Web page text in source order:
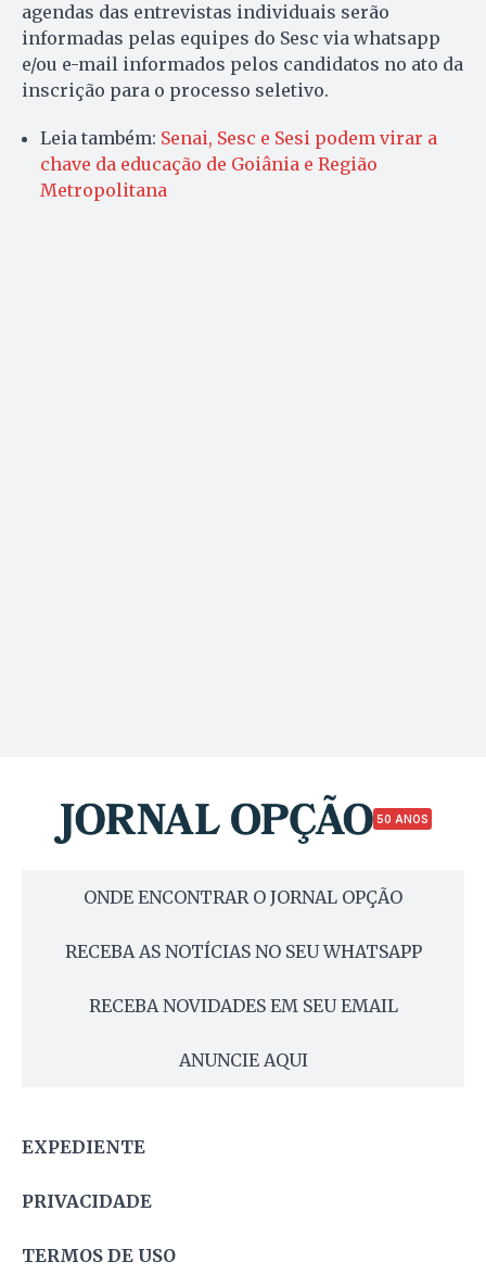
agendas das entrevistas individuais serão
informadas pelas equipes do Sesc via whatsapp
e/ou e-mail informados pelos candidatos no ato da
inscrição para o processo seletivo.
Leia também: Senai, Sesc e Sesi podem virar a
chave da educação de Goiânia e Região
Metropolitana
50 ANOS
ONDE ENCONTRAR O JORNAL OPÇÃO
RECEBA AS NOTÍCIAS NO SEU WHATSAPP
RECEBA NOVIDADES EM SEU EMAIL
ANUNCIE AQUI
EXPEDIENTE
PRIVACIDADE
TERMOS DE USO